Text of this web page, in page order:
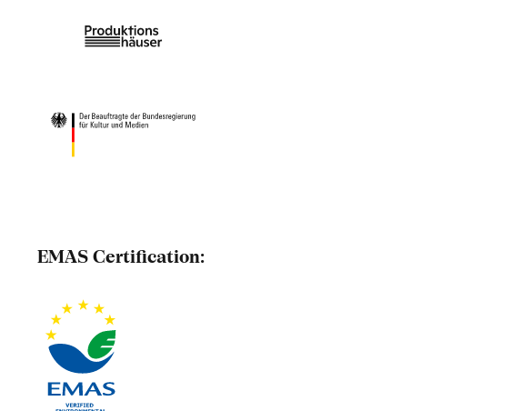
EMAS Certification: